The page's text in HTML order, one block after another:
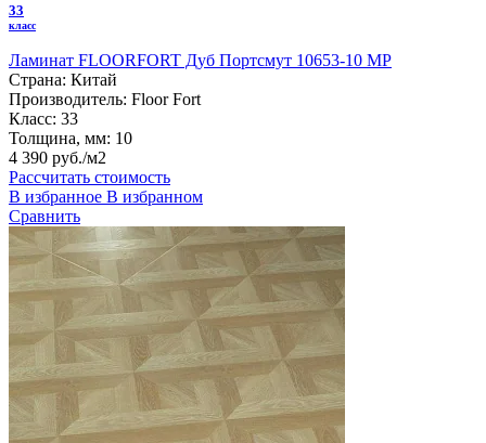
33
класс
Ламинат FLOORFORT Дуб Портсмут 10653-10 MP
Страна: Китай
Производитель: Floor Fort
Класс: 33
Толщина, мм: 10
4 390 руб./м2
Рассчитать стоимость
В избранное В избранном
Сравнить